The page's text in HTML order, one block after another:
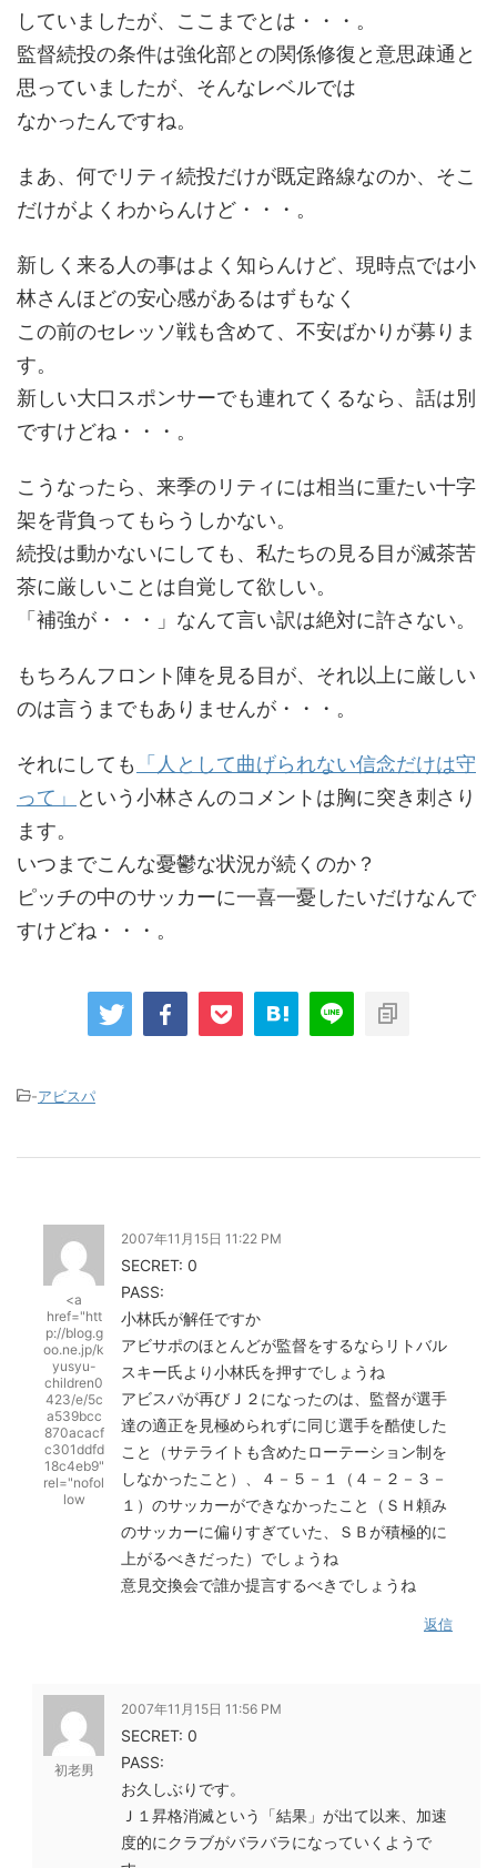
していましたが、ここまでとは・・・。
監督続投の条件は強化部との関係修復と意思疎通と
思っていましたが、そんなレベルでは
なかったんですね。
まあ、何でリティ続投だけが既定路線なのか、そこ
だけがよくわからんけど・・・。
新しく来る人の事はよく知らんけど、現時点では小
林さんほどの安心感があるはずもなく
この前のセレッソ戦も含めて、不安ばかりが募りま
す。
新しい大口スポンサーでも連れてくるなら、話は別
ですけどね・・・。
こうなったら、来季のリティには相当に重たい十字
架を背負ってもらうしかない。
続投は動かないにしても、私たちの見る目が滅茶苦
茶に厳しいことは自覚して欲しい。
「補強が・・・」なんて言い訳は絶対に許さない。
もちろんフロント陣を見る目が、それ以上に厳しい
のは言うまでもありませんが・・・。
それにしても
「人として曲げられない信念だけは守
って」
という小林さんのコメントは胸に突き刺さり
ます。
いつまでこんな憂鬱な状況が続くのか？
ピッチの中のサッカーに一喜一憂したいだけなんで
すけどね・・・。
-アビスパ
<a
href="htt
p://blog.g
oo.ne.jp/k
yusyu-
children0
423/e/5c
a539bcc
870acacf
c301ddfd
18c4eb9"
rel="nofol
low
2007年11月15日 11:22 PM
SECRET: 0
PASS:
小林氏が解任ですか
アビサポのほとんどが監督をするならリトバル
スキー氏より小林氏を押すでしょうね
アビスパが再びＪ２になったのは、監督が選手
達の適正を見極められずに同じ選手を酷使した
こと（サテライトも含めたローテーション制を
しなかったこと）、４－５－１（４－２－３－
１）のサッカーができなかったこと（ＳＨ頼み
のサッカーに偏りすぎていた、ＳＢが積極的に
上がるべきだった）でしょうね
意見交換会で誰か提言するべきでしょうね
返信
初老男
2007年11月15日 11:56 PM
SECRET: 0
PASS:
お久しぶりです。
Ｊ１昇格消滅という「結果」が出て以来、加速
度的にクラブがバラバラになっていくようで